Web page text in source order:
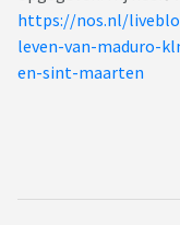
https://nos.nl/
leven-van-maduro-
en-sint-maarten